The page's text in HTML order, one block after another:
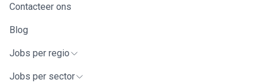
Contacteer ons
Blog
Jobs per regio
Jobs per sector